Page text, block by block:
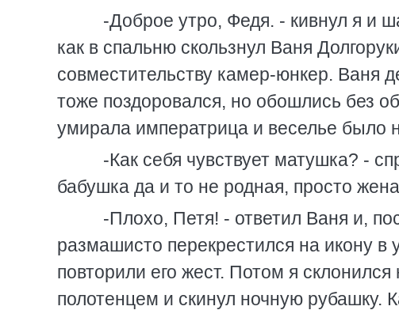
-Доброе утро, Федя. - кивнул я и
как в спальню скользнул Ваня
совместительству камер-юнкер. Ваня
тоже поздоровался, но обошлись без
умирала императрица и веселье было
-Как себя чувствует матушка? -
бабушка да и то не родная, просто
-Плохо, Петя! - ответил Ваня и,
размашисто перекрестился на икону в
повторили его жест. Потом я
полотенцем и скинул ночную рубашку.